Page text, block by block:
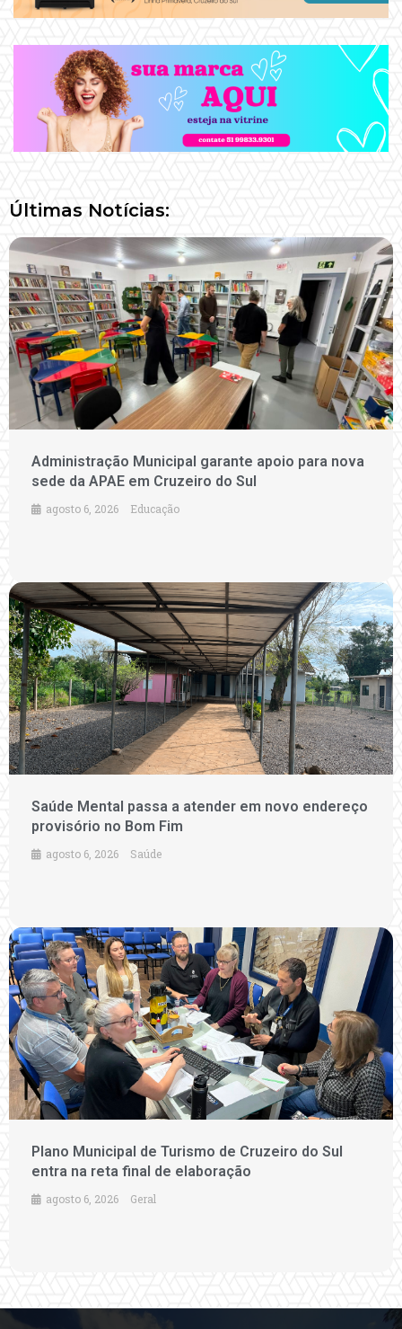
Últimas Notícias:
Administração Municipal garante apoio para nova
sede da APAE em Cruzeiro do Sul
agosto 6, 2026 Educação
Saúde Mental passa a atender em novo endereço
provisório no Bom Fim
agosto 6, 2026 Saúde
Plano Municipal de Turismo de Cruzeiro do Sul
entra na reta final de elaboração
agosto 6, 2026 Geral